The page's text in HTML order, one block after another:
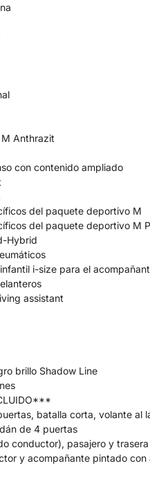
Anthrazit
con contenido ampliado
del paquete deportivo M
del paquete deportivo M
Hybrid
i-size para el
assistant
brillo Shadow Line
batalla corta, volante al
de 4 puertas
conductor), pasajero y
y acompañante pintado